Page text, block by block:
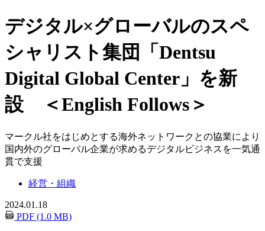
デジタル×グローバルのスペ
シャリスト集団「Dentsu
Digital Global Center」を新
設 ＜English Follows＞
マークル社をはじめとする海外ネットワークとの協業により
国内外のグローバル企業が求めるデジタルビジネスを一気通
貫で支援
経営・組織
2024.01.18
PDF (1.0 MB)